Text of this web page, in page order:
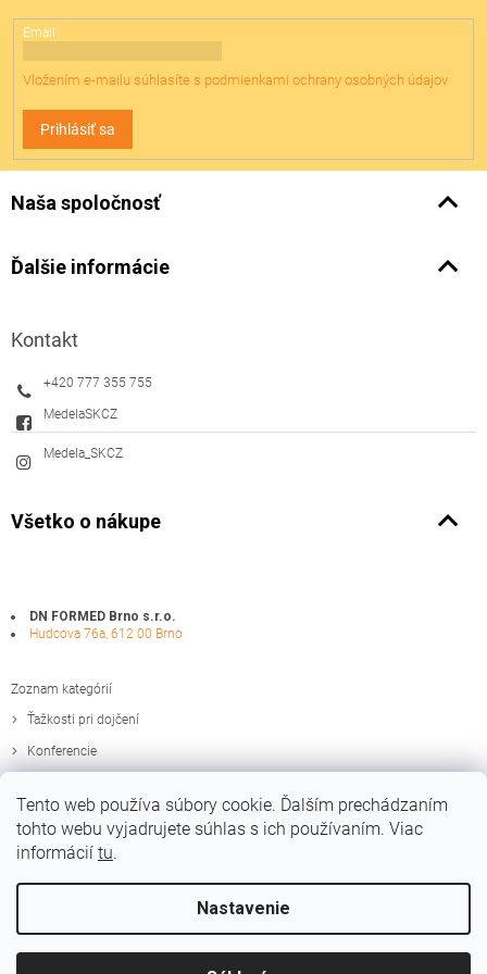
Tento web používa súbory cookie. Ďalším prechádzaním
tohto webu vyjadrujete súhlas s ich používaním. Viac
informácií tu.
Nastavenie
Email
Vložením e-mailu súhlasíte s podmienkami ochrany osobných údajov
Prihlásiť sa
Naša spoločnosť
Ďalšie informácie
Kontakt
+420 777 355 755
MedelaSKCZ
Medela_SKCZ
Všetko o nákupe
DN FORMED Brno s.r.o.
Hudcova 76a, 612 00 Brno
Zoznam kategórií
Ťažkosti pri dojčení
Konferencie
Edukačné materiály
Vytvoril Shoptet